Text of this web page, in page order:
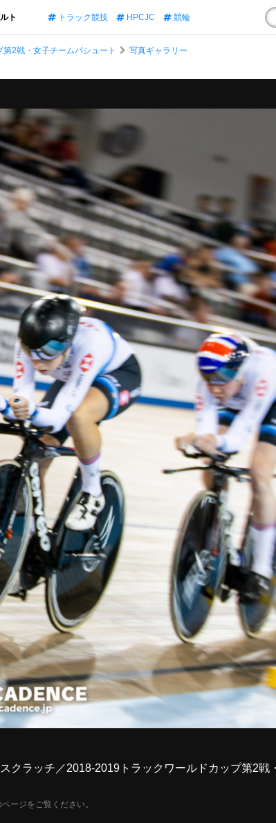
ト トラック競技 HPCJC 競輪
2戦・女子チームパシュート
写真ギャラリー
クラッチ／2018-2019トラックワールドカップ第2戦
ページをご覧ください。